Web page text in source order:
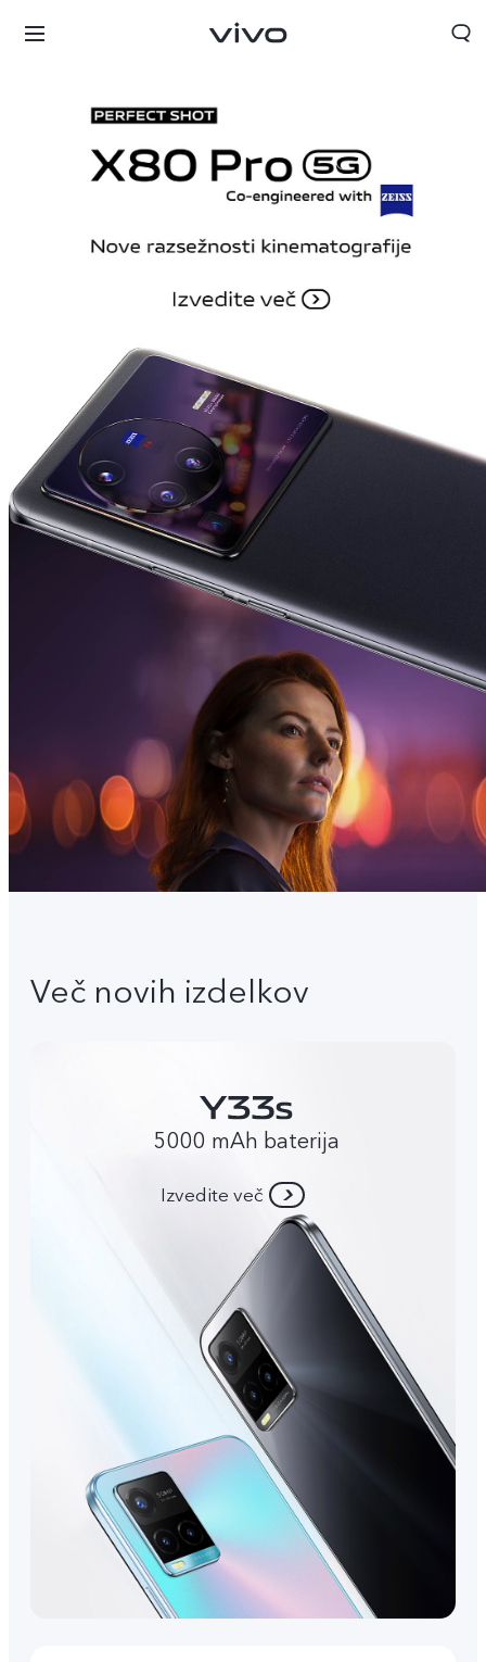
Slovenia | Izbira države/regije
Več novih izdelkov
5000 mAh baterija
Izvedite več